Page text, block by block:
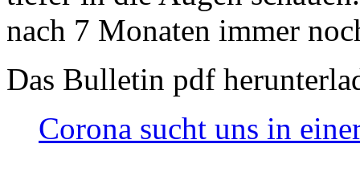
nach 7 Monaten immer
Das Bulletin pdf
Corona sucht uns in